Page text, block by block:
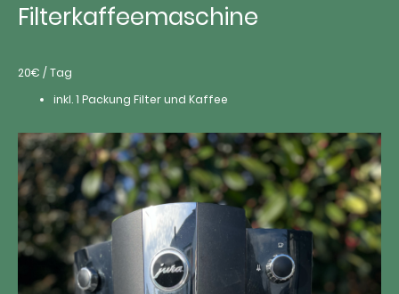
Filterkaffeemaschine
20€ / Tag
inkl. 1 Packung Filter und Kaffee